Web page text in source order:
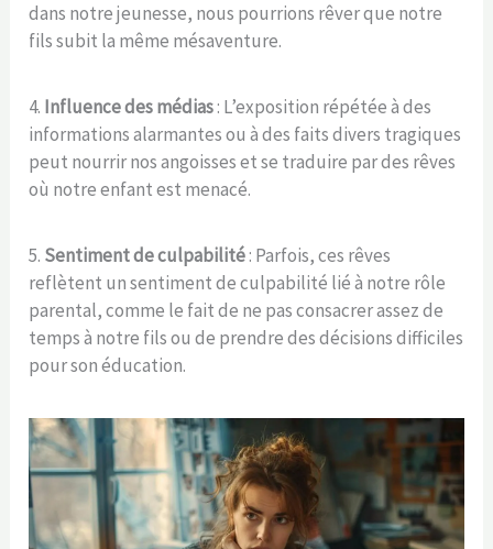
dans notre jeunesse, nous pourrions rêver que notre
fils subit la même mésaventure.
4. Influence des médias: L’exposition répétée à des
informations alarmantes ou à des faits divers tragiques
peut nourrir nos angoisses et se traduire par des rêves
où notre enfant est menacé.
5. Sentiment de culpabilité: Parfois, ces rêves
reflètent un sentiment de culpabilité lié à notre rôle
parental, comme le fait de ne pas consacrer assez de
temps à notre fils ou de prendre des décisions difficiles
pour son éducation.